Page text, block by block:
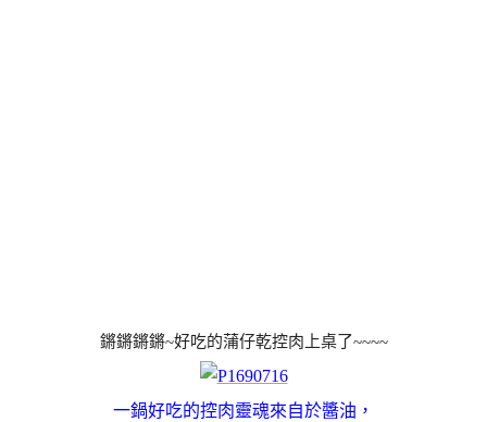
鏘鏘鏘鏘~好吃的蒲仔乾控肉上桌了~~~~
一鍋好吃的控肉靈魂來自於醬油，